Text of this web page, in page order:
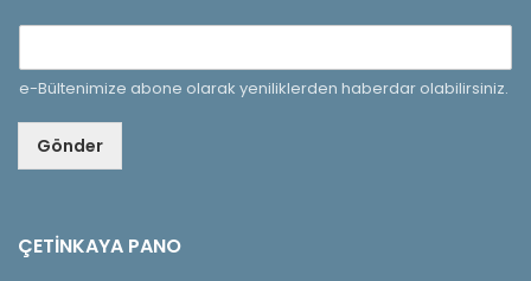
e-Bültenimize abone olarak yeniliklerden haberdar olabilirsiniz.
Gönder
ÇETINKAYA PANO